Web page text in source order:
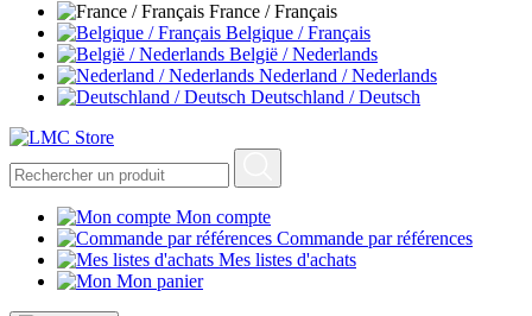
France / Français
Belgique / Français
België / Nederlands
Nederland / Nederlands
Deutschland / Deutsch
Mon compte
Commande par références
Mes listes d'achats
Mon panier